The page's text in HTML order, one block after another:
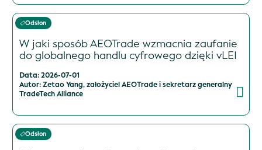
Odsłon
W jaki sposób AEOTrade wzmacnia zaufanie
do globalnego handlu cyfrowego dzięki vLEI
Data: 2026-07-01
Autor: Zetao Yang, założyciel AEOTrade i sekretarz generalny
TradeTech Alliance
Odsłon